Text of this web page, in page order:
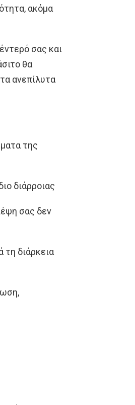
ακόμα
σας και
θα
ανεπίλυτα
της
διάρροιας
σας δεν
διάρκεια